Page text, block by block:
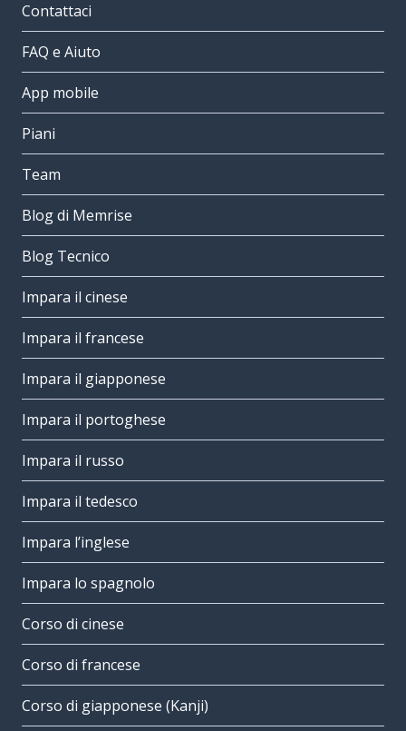
Contattaci
FAQ e Aiuto
App mobile
Piani
Team
Blog di Memrise
Blog Tecnico
Impara il cinese
Impara il francese
Impara il giapponese
Impara il portoghese
Impara il russo
Impara il tedesco
Impara l’inglese
Impara lo spagnolo
Corso di cinese
Corso di francese
Corso di giapponese (Kanji)